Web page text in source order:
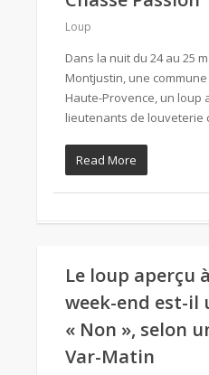
Loup
Dans la nuit du 24 au 25
Montjustin, une
Haute-Provence, un loup
lieutenants de louveterie
Read More
Le loup aperçu
week-end est-il
« Non », selon
Var-Matin